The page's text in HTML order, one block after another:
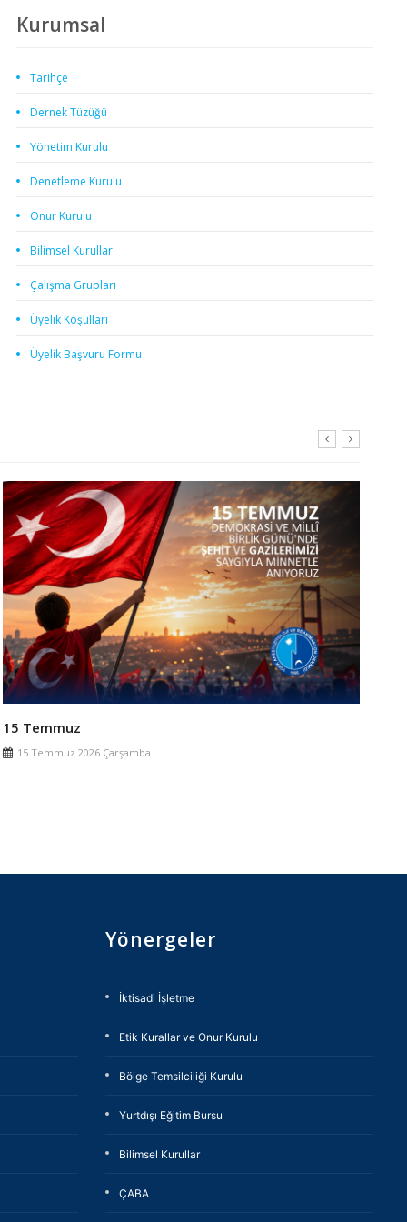
Kurumsal
Tarihçe
Dernek Tüzüğü
Yönetim Kurulu
Denetleme Kurulu
Onur Kurulu
Bilimsel Kurullar
Çalışma Grupları
Üyelik Koşulları
Üyelik Başvuru Formu
5.Zonguldak’ta Sonbahar-Obez Hastada Anestezi ve
Güvenlik
Yönergeler
İktisadi İşletme
Etik Kurallar ve Onur Kurulu
Bölge Temsilciliği Kurulu
Yurtdışı Eğitim Bursu
Bilimsel Kurullar
ÇABA